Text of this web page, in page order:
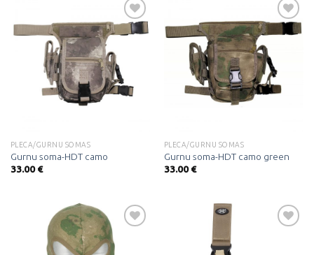
Pievienot
vēlmju
sarakstam
PLECA/GURNU SOMAS
Gurnu soma-HDT camo
33.00€
Pievienot
vēlmju
sarakstam
PLECA/GURNU SOMAS
Gurnu soma-HDT camo green
33.00€